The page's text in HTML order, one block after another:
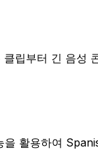
립부터 긴 음
활용하여